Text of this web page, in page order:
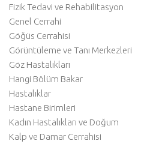
Fizik Tedavi ve Rehabilitasyon
Genel Cerrahi
Göğüs Cerrahisi
Görüntüleme ve Tanı Merkezleri
Göz Hastalıkları
Hangi Bölüm Bakar
Hastalıklar
Hastane Birimleri
Kadın Hastalıkları ve Doğum
Kalp ve Damar Cerrahisi